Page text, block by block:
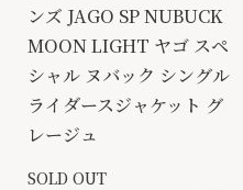
ンズ JAGO SP NUBUCK
MOON LIGHT ヤゴ スペ
シャル ヌバック シングル
ライダースジャケット グ
レージュ
SOLD OUT